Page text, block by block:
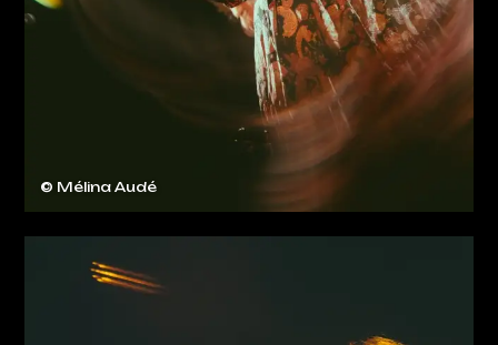
© Mélina Audé